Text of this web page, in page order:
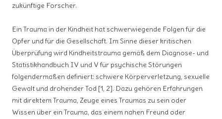
zukünftige Forscher.
Ein Trauma in der Kindheit hat schwerwiegende Folgen für die
Opfer und für die Gesellschaft. Im Sinne dieser kritischen
Überprüfung wird Kindheitstrauma gemäß dem Diagnose- und
Statistikhandbuch IV und V für psychische Störungen
folgendermaßen definiert: schwere Körperverletzung, sexuelle
Gewalt und drohender Tod [1, 2]. Dazu gehören Erfahrungen
mit direktem Trauma, Zeuge eines Traumas zu sein oder
Wissen über ein Trauma, das einem nahen Freund oder